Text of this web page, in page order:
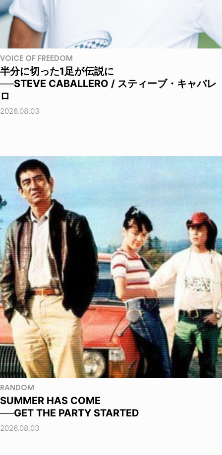
VOICE OF FREEDOM
半分に切った1足が伝説に
──STEVE CABALLERO / スティーブ・キャバレ
ロ
2026.08.03
RANDOM
SUMMER HAS COME
──GET THE PARTY STARTED
2026.08.03